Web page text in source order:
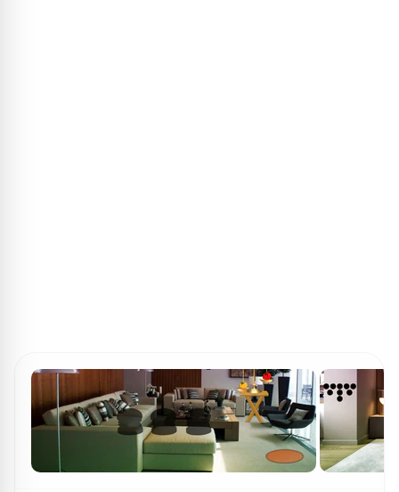
ПОИСК ИГР